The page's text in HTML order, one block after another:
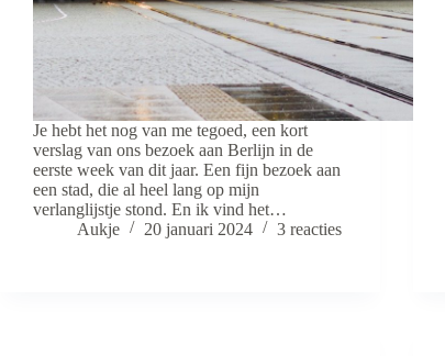
Je hebt het nog van me tegoed, een kort
verslag van ons bezoek aan Berlijn in de
eerste week van dit jaar. Een fijn bezoek aan
een stad, die al heel lang op mijn
verlanglijstje stond. En ik vind het…
Aukje
20 januari 2024 3 reacties